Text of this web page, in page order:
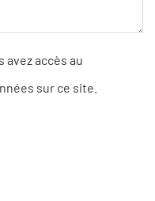
accès au
sur ce site.